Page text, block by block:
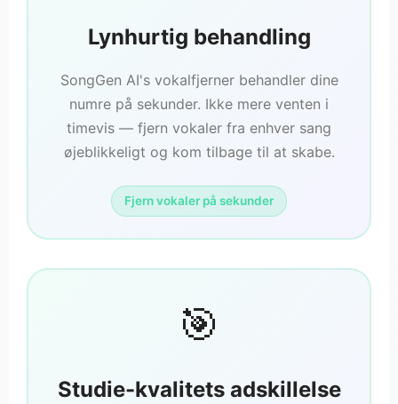
Lynhurtig behandling
SongGen AI's vokalfjerner behandler dine
numre på sekunder. Ikke mere venten i
timevis — fjern vokaler fra enhver sang
øjeblikkeligt og kom tilbage til at skabe.
Fjern vokaler på sekunder
🎯
Studie-kvalitets adskillelse